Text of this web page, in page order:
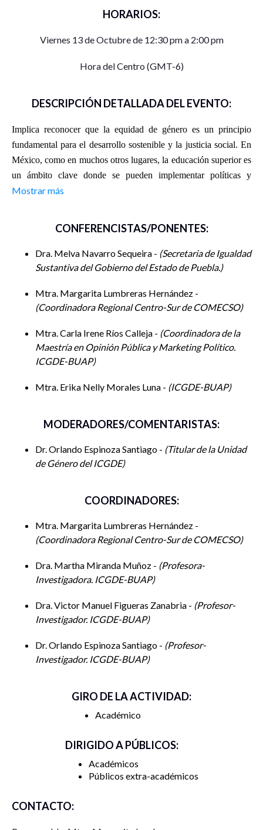
HORARIOS:
Viernes 13 de Octubre de 12:30 pm a 2:00 pm
Hora del Centro (GMT-6)
DESCRIPCIÓN DETALLADA DEL EVENTO:
Implica reconocer que la equidad de género es un principio
fundamental para el desarrollo sostenible y la justicia social. En
México, como en muchos otros lugares, la educación superior es
un ámbito clave donde se pueden implementar políticas y
acciones concretas para fomentar la igualdad de g
temas cruciales, como la eliminación de estereotipos de g
la promoción de la igualdad salarial, la prevención y respuesta
ante la violencia de género en las instituciones académicas, y la
en la gestión institucional.Sebusca visibilizar y potenciar los
avances en políticas p úblicas con perspectiva de género en la
xico, generando un espacio de di
logo
y colaboración para fortalecer la igualdad de g énero en la
academia y, por ende, contribuir a una sociedad m
Mostrar más
CONFERENCISTAS/PONENTES:
Dra. Melva Navarro Sequeira - Secretaria de Igualdad
Sustantiva del Gobierno del Estado de Puebla.
Mtra. Margarita Lumbreras Hernández -
Coordinadora Regional Centro-Sur de COMECSO
Mtra. Carla Irene Ríos Calleja - Coordinadora de la
Maestría en Opinión Pública y Marketing Político.
ICGDE-BUAP
Mtra. Erika Nelly Morales Luna - ICGDE-BUAP
MODERADORES/COMENTARISTAS:
Dr. Orlando Espinoza Santiago - Titular de la Unidad
de Género del ICGDE
COORDINADORES:
Mtra. Margarita Lumbreras Hernández -
Coordinadora Regional Centro-Sur de COMECSO
Dra. Martha Miranda Muñoz - Profesora-
Investigadora. ICGDE-BUAP
Dra. Victor Manuel Figueras Zanabria - Profesor-
Investigador. ICGDE-BUAP
Dr. Orlando Espinoza Santiago - Profesor-
Investigador. ICGDE-BUAP
GIRO DE LA ACTIVIDAD:
Académico
DIRIGIDO A PÚBLICOS:
Académicos
Públicos extra-académicos
CONTACTO: